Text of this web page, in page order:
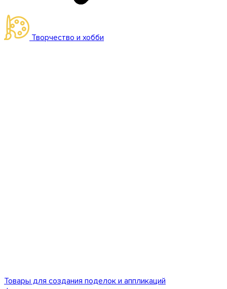
Творчество и хобби
Товары для создания поделок и аппликаций